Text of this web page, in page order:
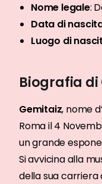
Nome legale:
Data di
Luogo di
Biografia di
Gemitaiz, nome
Roma il 4
un grande
Si avvicina alla
della sua carriera